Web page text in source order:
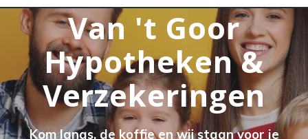
Van 't Goor
Hypotheken &
Verzekeringen
Kom langs, de koffie en wij staan voor je